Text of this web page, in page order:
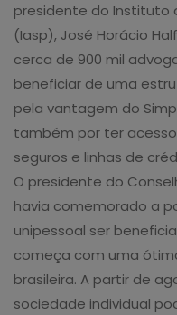
presidente do Instituto
(Iasp), José Horácio
cerca de 900 mil
beneficiar de uma
pela vantagem do
também por ter
seguros e linhas de
O presidente do
havia comemorado a
unipessoal ser
começa com uma
brasileira. A partir de
sociedade individual